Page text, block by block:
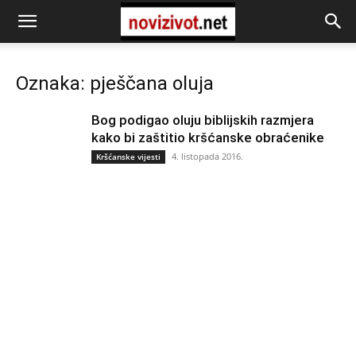
Oznaka: pješčana oluja
Bog podigao oluju biblijskih razmjera
kako bi zaštitio kršćanske obraćenike
Kršćanske vijesti 4. listopada 2016.